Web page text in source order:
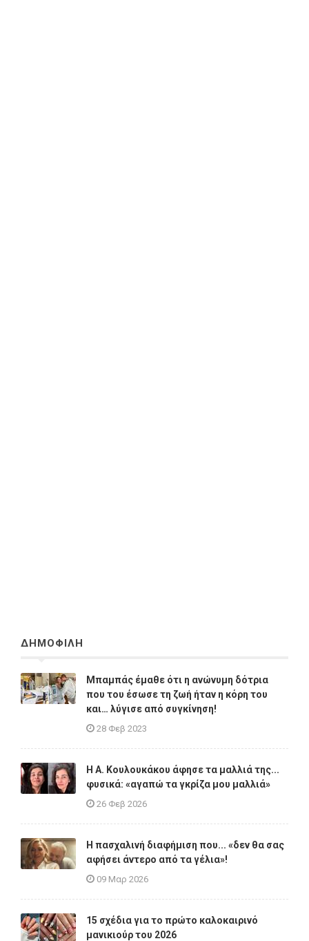
ΔΗΜΟΦΙΛΗ
Μπαμπάς έμαθε ότι η ανώνυμη δότρια
που του έσωσε τη ζωή ήταν η κόρη του
και… λύγισε από συγκίνηση!
28 Φεβ 2023
Η A. Κουλουκάκου άφησε τα μαλλιά της...
φυσικά: «αγαπώ τα γκρίζα μου μαλλιά»
26 Φεβ 2026
Η πασχαλινή διαφήμιση που... «δεν θα σας
αφήσει άντερο από τα γέλια»!
09 Μαρ 2026
15 σχέδια για το πρώτο καλοκαιρινό
μανικιούρ του 2026